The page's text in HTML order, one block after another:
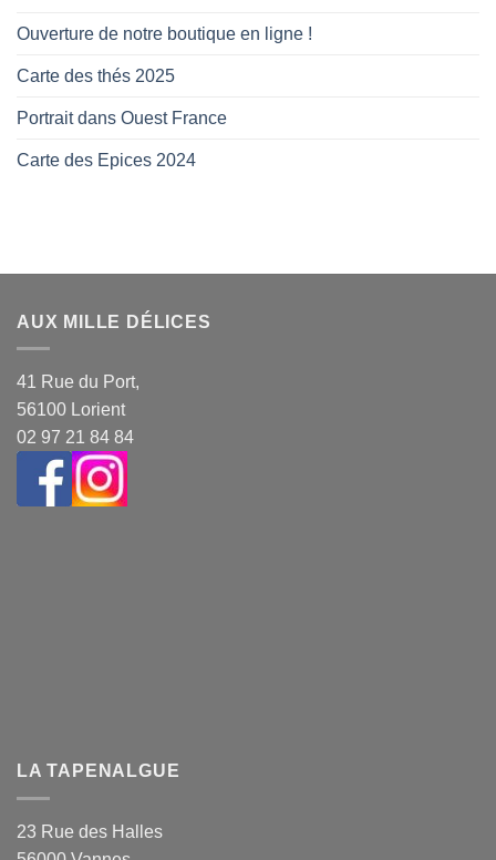
Ouverture de notre boutique en ligne !
Carte des thés 2025
Portrait dans Ouest France
Carte des Epices 2024
AUX MILLE DÉLICES
41 Rue du Port,
56100 Lorient
02 97 21 84 84
LA TAPENALGUE
23 Rue des Halles